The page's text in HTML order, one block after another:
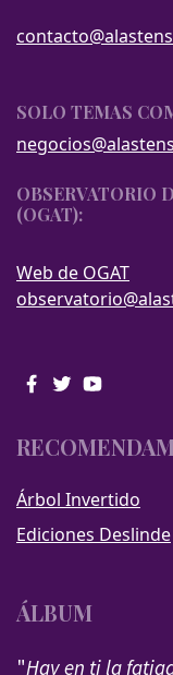
SOLO TEMAS
OBSERVATORIO
(OGAT):
Web de OGAT
Árbol Invertido
Ediciones Deslinde
ÁLBUM
"Hay en ti la